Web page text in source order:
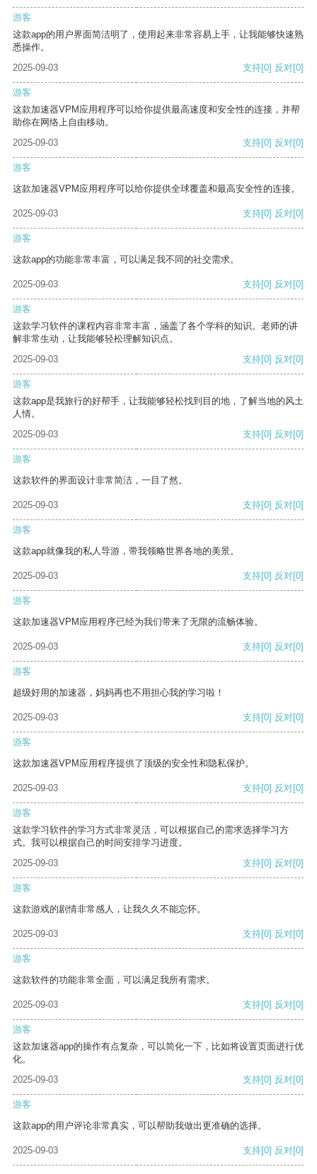
游客
这款app的用户界面简洁明了，使用起来非常容易上手，让我能够快速熟
悉操作。
2025-09-03
支持[0] 反对[0]
游客
这款加速器VPM应用程序可以给你提供最高速度和安全性的连接，并帮
助你在网络上自由移动。
2025-09-03
支持[0] 反对[0]
游客
这款加速器VPM应用程序可以给你提供全球覆盖和最高安全性的连接。
2025-09-03 支持[0] 反对[0]
游客
这款app的功能非常丰富，可以满足我不同的社交需求。
2025-09-03 支持[0] 反对[0]
游客
这款学习软件的课程内容非常丰富，涵盖了各个学科的知识。老师的讲
解非常生动，让我能够轻松理解知识点。
2025-09-03
支持[0] 反对[0]
游客
这款app是我旅行的好帮手，让我能够轻松找到目的地，了解当地的风土
人情。
2025-09-03
支持[0] 反对[0]
游客
这款软件的界面设计非常简洁，一目了然。
2025-09-03 支持[0] 反对[0]
游客
这款app就像我的私人导游，带我领略世界各地的美景。
2025-09-03 支持[0] 反对[0]
游客
这款加速器VPM应用程序已经为我们带来了无限的流畅体验。
2025-09-03 支持[0] 反对[0]
游客
超级好用的加速器，妈妈再也不用担心我的学习啦！
2025-09-03 支持[0] 反对[0]
游客
这款加速器VPM应用程序提供了顶级的安全性和隐私保护。
2025-09-03 支持[0] 反对[0]
游客
这款学习软件的学习方式非常灵活，可以根据自己的需求选择学习方
式。我可以根据自己的时间安排学习进度。
2025-09-03
支持[0] 反对[0]
游客
这款游戏的剧情非常感人，让我久久不能忘怀。
2025-09-03 支持[0] 反对[0]
游客
这款软件的功能非常全面，可以满足我所有需求。
2025-09-03 支持[0] 反对[0]
游客
这款加速器app的操作有点复杂，可以简化一下，比如将设置页面进行优
化。
2025-09-03
支持[0] 反对[0]
游客
这款app的用户评论非常真实，可以帮助我做出更准确的选择。
2025-09-03 支持[0] 反对[0]